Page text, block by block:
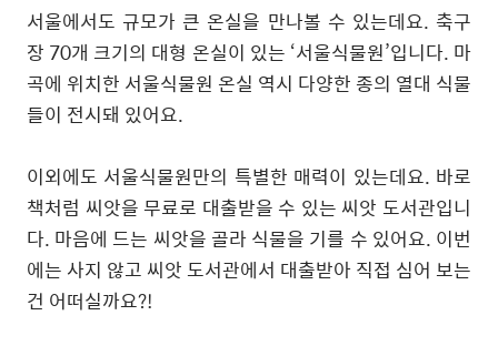
서울에서도 규모가 큰 온실을 만나볼 수 있는데요. 축구
장 70개 크기의 대형 온실이 있는 ‘서울식물원’입니다. 마
곡에 위치한 서울식물원 온실 역시 다양한 종의 열대 식물
들이 전시돼 있어요.
이외에도 서울식물원만의 특별한 매력이 있는데요. 바로
책처럼 씨앗을 무료로 대출받을 수 있는 씨앗 도서관입니
다. 마음에 드는 씨앗을 골라 식물을 기를 수 있어요. 이번
에는 사지 않고 씨앗 도서관에서 대출받아 직접 심어 보는
건 어떠실까요?!